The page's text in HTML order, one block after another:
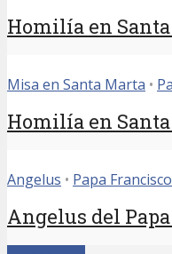
Homilía en
Misa en Santa Marta •
Homilía en
Angelus • Papa Francisco
Angelus del